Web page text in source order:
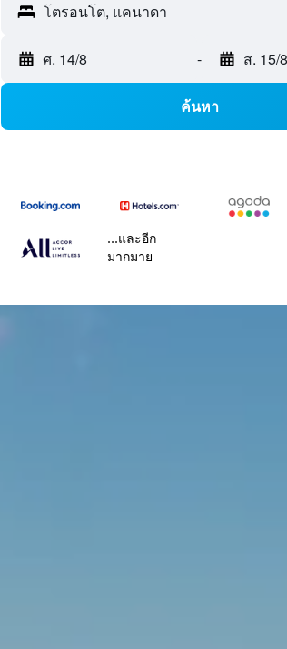
โตรอนโต, แคนาดา
ศ. 14/8 - ส. 15/8
ค้นหา
...และอีก
มากมาย